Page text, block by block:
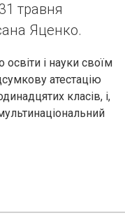
травня
Яценко.
освіти і науки своїм
атестацію
класів, і,